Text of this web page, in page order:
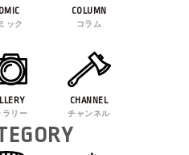
ック
COLUMN
コラム
ラリー
CHANNEL
チャンネル